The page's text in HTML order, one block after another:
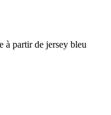
à partir de jersey bleu